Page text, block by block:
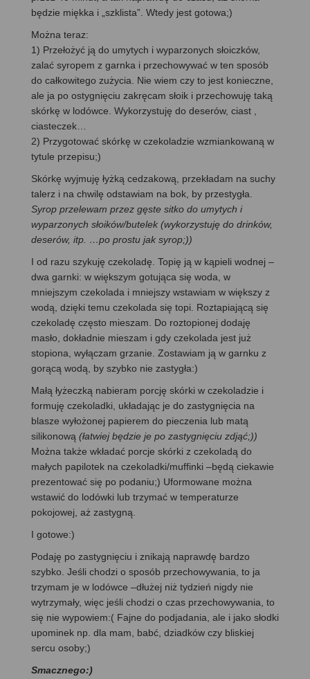
będzie miękka i „szklista”. Wtedy jest gotowa;)
Można teraz:
1) Przełożyć ją do umytych i wyparzonych słoiczków,
zalać syropem z garnka i przechowywać w ten sposób
do całkowitego zużycia. Nie wiem czy to jest konieczne,
ale ja po ostygnięciu zakręcam słoik i przechowuję taką
skórkę w lodówce. Wykorzystuję do deserów, ciast ,
ciasteczek…
2) Przygotować skórkę w czekoladzie wzmiankowaną w
tytule przepisu;)
Skórkę wyjmuję łyżką cedzakową, przekładam na suchy
talerz i na chwilę odstawiam na bok, by przestygła.
Syrop przelewam przez gęste sitko do umytych i
wyparzonych słoików/butelek (wykorzystuję do drinków,
deserów, itp. …po prostu jak syrop;))
I od razu szykuję czekoladę. Topię ją w kąpieli wodnej –
dwa garnki: w większym gotująca się woda, w
mniejszym czekolada i mniejszy wstawiam w większy z
wodą, dzięki temu czekolada się topi. Roztapiającą się
czekoladę często mieszam. Do roztopionej dodaję
masło, dokładnie mieszam i gdy czekolada jest już
stopiona, wyłączam grzanie. Zostawiam ją w garnku z
gorącą wodą, by szybko nie zastygła:)
Małą łyżeczką nabieram porcję skórki w czekoladzie i
formuję czekoladki, układając je do zastygnięcia na
blasze wyłożonej papierem do pieczenia lub matą
silikonową (łatwiej będzie je po zastygnięciu zdjąć;))
Można także wkładać porcje skórki z czekoladą do
małych papilotek na czekoladki/muffinki –będą ciekawie
prezentować się po podaniu;) Uformowane można
wstawić do lodówki lub trzymać w temperaturze
pokojowej, aż zastygną.
I gotowe:)
Podaję po zastygnięciu i znikają naprawdę bardzo
szybko. Jeśli chodzi o sposób przechowywania, to ja
trzymam je w lodówce –dłużej niż tydzień nigdy nie
wytrzymały, więc jeśli chodzi o czas przechowywania, to
się nie wypowiem:( Fajne do podjadania, ale i jako słodki
upominek np. dla mam, babć, dziadków czy bliskiej
sercu osoby;)
Smacznego:)